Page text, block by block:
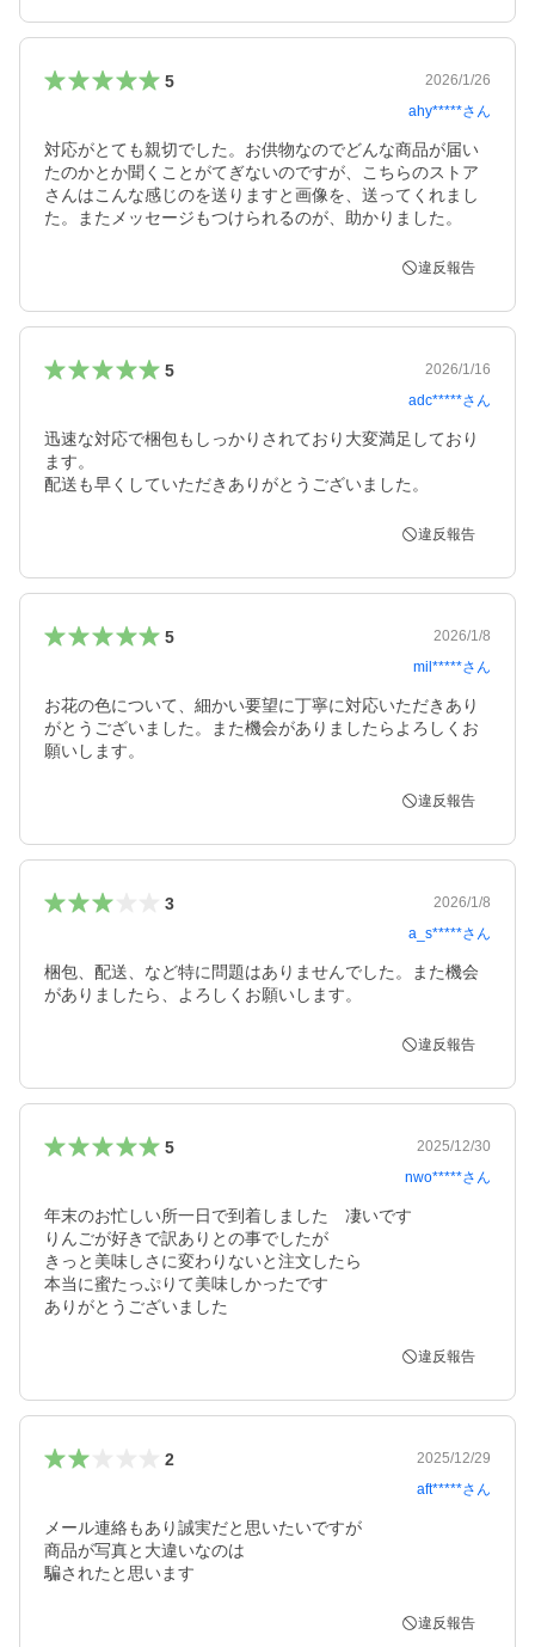
5
2026/1/26
ahy*****さん
対応がとても親切でした。お供物なのでどんな商品が届い
たのかとか聞くことがてぎないのですが、こちらのストア
さんはこんな感じのを送りますと画像を、送ってくれまし
た。またメッセージもつけられるのが、助かりました。
違反報告
5
2026/1/16
adc*****さん
迅速な対応で梱包もしっかりされており大変満足しており
ます。
配送も早くしていただきありがとうございました。
違反報告
5
2026/1/8
mil*****さん
お花の色について、細かい要望に丁寧に対応いただきあり
がとうございました。また機会がありましたらよろしくお
願いします。
違反報告
3
2026/1/8
a_s*****さん
梱包、配送、など特に問題はありませんでした。また機会
がありましたら、よろしくお願いします。
違反報告
5
2025/12/30
nwo*****さん
年末のお忙しい所一日で到着しました　凄いです
りんごが好きで訳ありとの事でしたが
きっと美味しさに変わりないと注文したら
本当に蜜たっぷりて美味しかったです
ありがとうございました
違反報告
2
2025/12/29
aft*****さん
メール連絡もあり誠実だと思いたいですが
商品が写真と大違いなのは
騙されたと思います
違反報告